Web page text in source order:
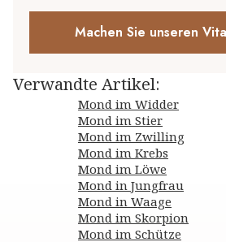
Machen Sie unseren
Verwandte Artikel:
Mond im Widder
Mond im Stier
Mond im Zwilling
Mond im Krebs
Mond im Löwe
Mond in Jungfrau
Mond in Waage
Mond im Skorpion
Mond im Schütze